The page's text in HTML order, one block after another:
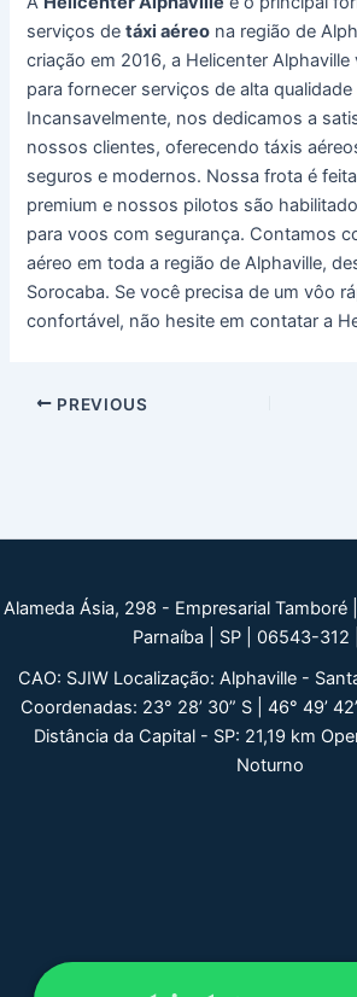
serviços detáxi aéreo na região de
criação em 2016, a Helicenter
para fornecer serviços de alta
Incansavelmente, nos dedicamos a
nossos clientes, oferecendo táxis
seguros e modernos. Nossa frota é
premium e nossos pilotos são
para voos com segurança. Contamos
aéreo em toda a região de Alphaville,
Sorocaba. Se você precisa de um vôo
confortável, não hesite em contatar a
Post
PREVIOUS
Alameda Ásia, 298 - Empresarial Tamboré
Parnaíba | SP | 06543-312
CAO: SJIW Localização: Alphaville -
Coordenadas: 23° 28’ 30” S | 46° 49’
Distância da Capital - SP: 21,19 km
Noturno